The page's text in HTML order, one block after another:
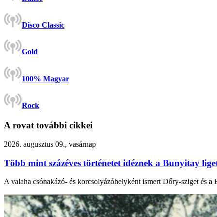
Disco Classic
Gold
100% Magyar
Rock
A rovat további cikkei
2026. augusztus 09., vasárnap
Több mint százéves történetet idéznek a Bunyitay
A valaha csónakázó- és korcsolyázóhelyként ismert Dőry-sziget és